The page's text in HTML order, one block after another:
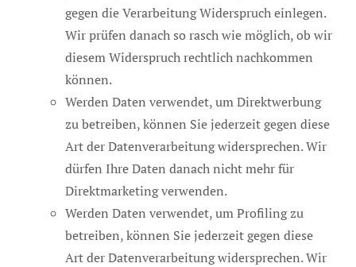
gegen die Verarbeitung Widerspruch einlegen.
Wir prüfen danach so rasch wie möglich, ob wir
diesem Widerspruch rechtlich nachkommen
können.
Werden Daten verwendet, um Direktwerbung
zu betreiben, können Sie jederzeit gegen diese
Art der Datenverarbeitung widersprechen. Wir
dürfen Ihre Daten danach nicht mehr für
Direktmarketing verwenden.
Werden Daten verwendet, um Profiling zu
betreiben, können Sie jederzeit gegen diese
Art der Datenverarbeitung widersprechen. Wir